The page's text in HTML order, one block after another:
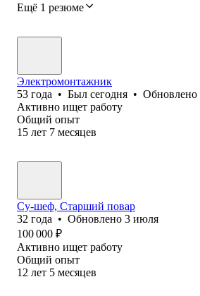
Ещё 1 резюме
Электромонтажник
53 года • Был сегодня • Обновлено
Активно ищет работу
Общий опыт
15 лет 7 месяцев
Су-шеф, Старший повар
32 года • Обновлено 3 июля
100 000 ₽
Активно ищет работу
Общий опыт
12 лет 5 месяцев